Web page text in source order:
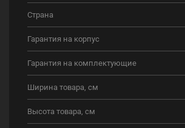
Страна
Гарантия на корпус
Гарантия на комплектующие
Ширина товара, см
Высота товара, см